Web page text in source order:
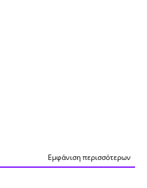
Εμφάνιση περισσότερων